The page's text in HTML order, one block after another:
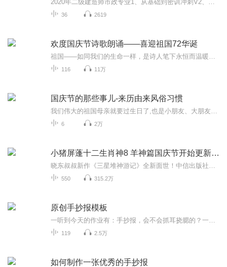
36 2619
欢度国庆节诗歌朗诵——喜迎祖国72华诞
116 11万
国庆节的那些事儿-来历由来风俗习惯
6 2万
小猪屏蓬十二生肖神8 羊神篇国庆节开始更新啦！
550 315.2万
原创手抄报模板
119 2.5万
如何制作一张优秀的手抄报